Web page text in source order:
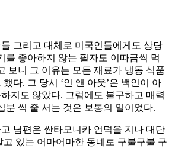
그리고 대체로 미국인들에게도 상당
를 좋아하지 않는 필자도 이따금씩 먹
보니 그 이유는 모든 재료가 냉동 식품
다. 그 당시 ‘인 앤 아웃’은 백인이 아
지도 않았다. 그럼에도 불구하고 매력
분 씩 줄 서는 것은 보통의 일이었다.
남편은 싼타모니카 언덕을 지나 대단
고 있는 어마어마한 동네로 구불구불 구